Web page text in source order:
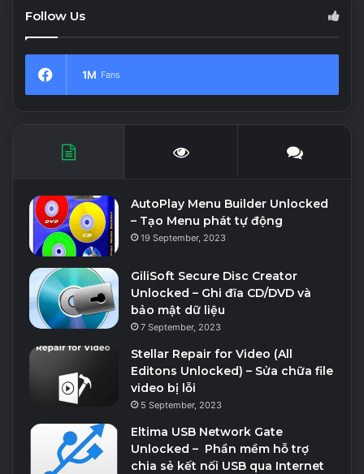
Follow Us
1M Fans
AutoPlay Menu Builder Unlocked
– Tạo Menu phát tự động
19 September, 2023
GiliSoft Secure Disc Creator
Unlocked – Ghi đĩa CD/DVD và
bảo mật dữ liệu
7 September, 2023
Stellar Repair for Video (All
Editons Unlocked) – Sửa chữa file
video bị lỗi
5 September, 2023
Eltima USB Network Gate
Unlocked – Phần mềm hỗ trợ
chia sẻ kết nối USB qua Internet